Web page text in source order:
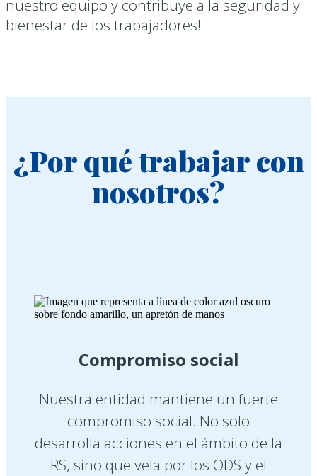
nuestro equipo y contribuye a la seguridad y
bienestar de los trabajadores!
¿Por qué trabajar con
nosotros?
Compromiso social
Nuestra entidad mantiene un fuerte
compromiso social. No solo
desarrolla acciones en el ámbito de la
RS, sino que vela por los ODS y el